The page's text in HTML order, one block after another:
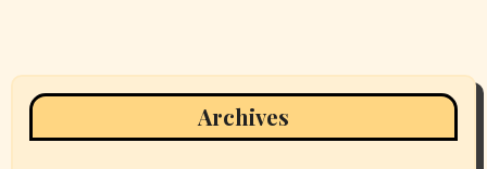
Archives